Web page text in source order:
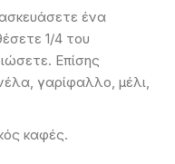
ένα
1/4 του
Επίσης
γαρίφαλλο, μέλι,
καφές.